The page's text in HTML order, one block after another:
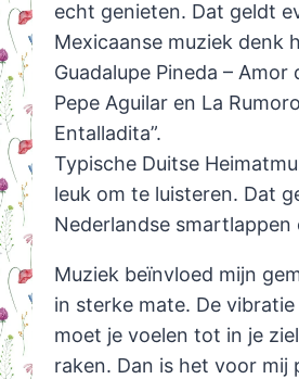
echt genieten. Dat geldt
Mexicaanse muziek denk
Guadalupe Pineda – Amor
Pepe Aguilar en La
Entalladita”.
Typische Duitse
leuk om te luisteren. Dat
Nederlandse smartlappen
Muziek beïnvloed mijn
in sterke mate. De
moet je voelen tot in je
raken. Dan is het voor mij